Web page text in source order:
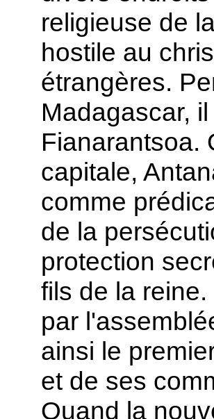
religieuse de
hostile au
étrangères.
Madagascar,
Fianarantsoa.
capitale,
comme
de la
protection
fils de la
par
ainsi le
et de ses
Quand la